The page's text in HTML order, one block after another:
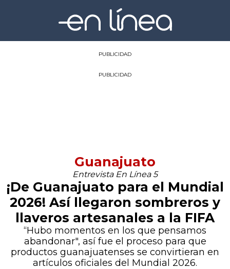
PUBLICIDAD
PUBLICIDAD
Guanajuato
Entrevista En Línea 5
¡De Guanajuato para el Mundial
2026! Así llegaron sombreros y
llaveros artesanales a la FIFA
“Hubo momentos en los que pensamos
abandonar", así fue el proceso para que
productos guanajuatenses se convirtieran en
artículos oficiales del Mundial 2026.